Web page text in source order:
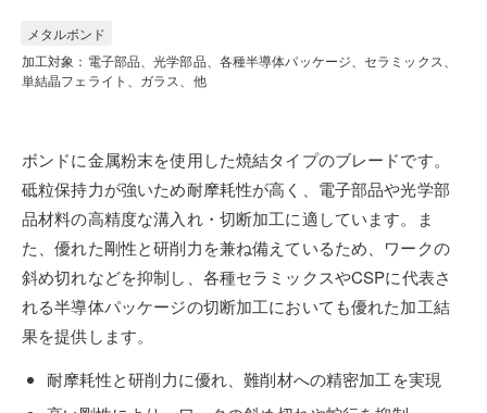
メタルボンド
加工対象：電子部品、光学部品、各種半導体パッケージ、セラミックス、
単結晶フェライト、ガラス、他
ボンドに金属粉末を使用した焼結タイプのブレードです。
砥粒保持力が強いため耐摩耗性が高く、電子部品や光学部
品材料の高精度な溝入れ・切断加工に適しています。ま
た、優れた剛性と研削力を兼ね備えているため、ワークの
斜め切れなどを抑制し、各種セラミックスやCSPに代表さ
れる半導体パッケージの切断加工においても優れた加工結
果を提供します。
耐摩耗性と研削力に優れ、難削材への精密加工を実現